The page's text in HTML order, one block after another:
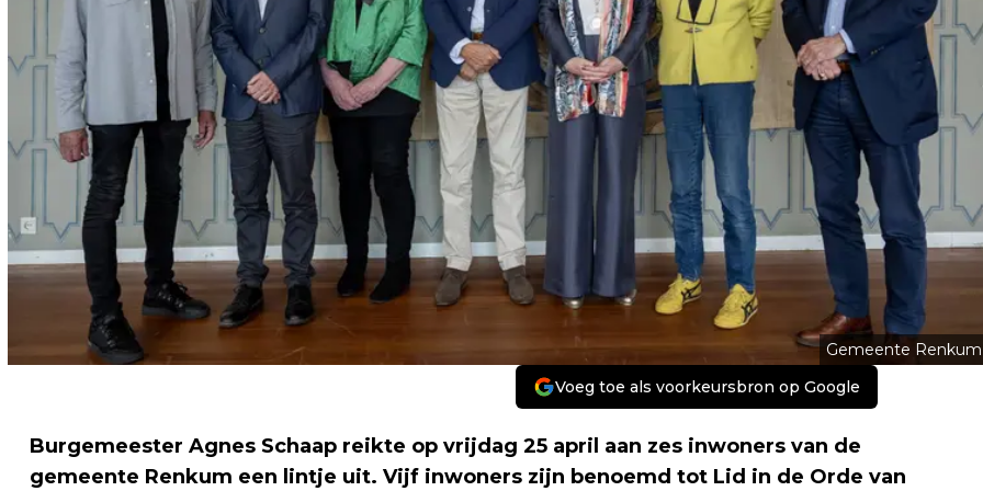
Gemeente Renkum
Voeg toe als voorkeursbron op Google
Burgemeester Agnes Schaap reikte op vrijdag 25 april aan zes inwoners van de
gemeente Renkum een lintje uit. Vijf inwoners zijn benoemd tot Lid in de Orde van